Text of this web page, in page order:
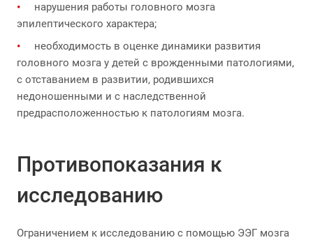
нарушения работы головного мозга
эпилептического характера;
необходимость в оценке динамики развития
головного мозга у детей с врожденными патологиями,
с отставанием в развитии, родившихся
недоношенными и с наследственной
предрасположенностью к патологиям мозга.
Противопоказания к
исследованию
Ограничением к исследованию с помощью ЭЭГ мозга